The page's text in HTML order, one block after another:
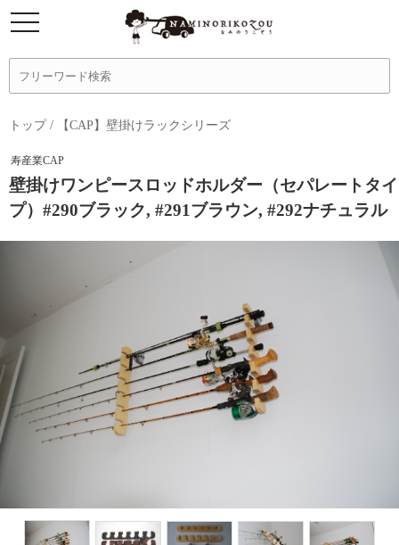
トップ/ 【CAP】壁掛けラックシリーズ
寿産業CAP
壁掛けワンピースロッドホルダー（セパレートタイ
プ）#290ブラック, #291ブラウン, #292ナチュラル